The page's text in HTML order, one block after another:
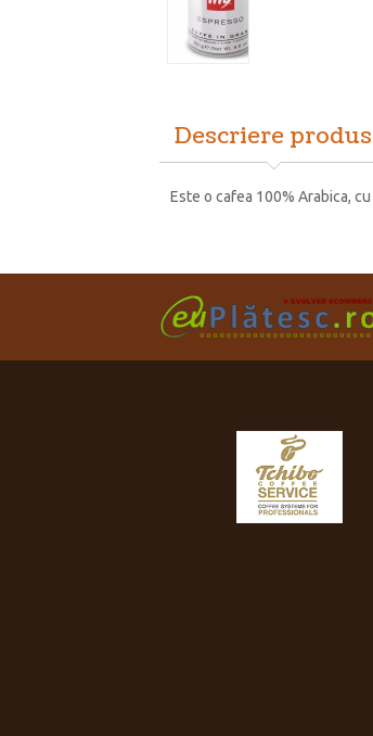
Descriere produs
Este o cafea 100% Arabica,